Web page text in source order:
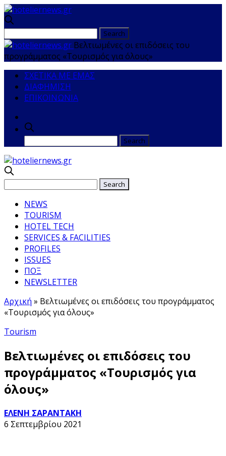
Βελτιωμένες οι επιδόσεις του
προγράμματος «Τουρισμός για όλους»
ΣΧΕΤΙΚΑ ΜΕ ΕΜΑΣ
ΔΙΑΦΗΜΙΣΗ
ΕΠΙΚΟΙΝΩΝΙΑ
NEWS
TOURISM
HOTEL TECH
SERVICES & FACILITIES
PROFILES
ISSUES
ΠΟΞ
NEWSLETTER
Αρχική » Βελτιωμένες οι επιδόσεις του προγράμματος
«Τουρισμός για όλους»
Tourism
Βελτιωμένες οι επιδόσεις του
προγράμματος «Τουρισμός για
όλους»
ΕΛΕΝΗ ΣΑΡΑΝΤΑΚΗ
6 Σεπτεμβρίου 2021